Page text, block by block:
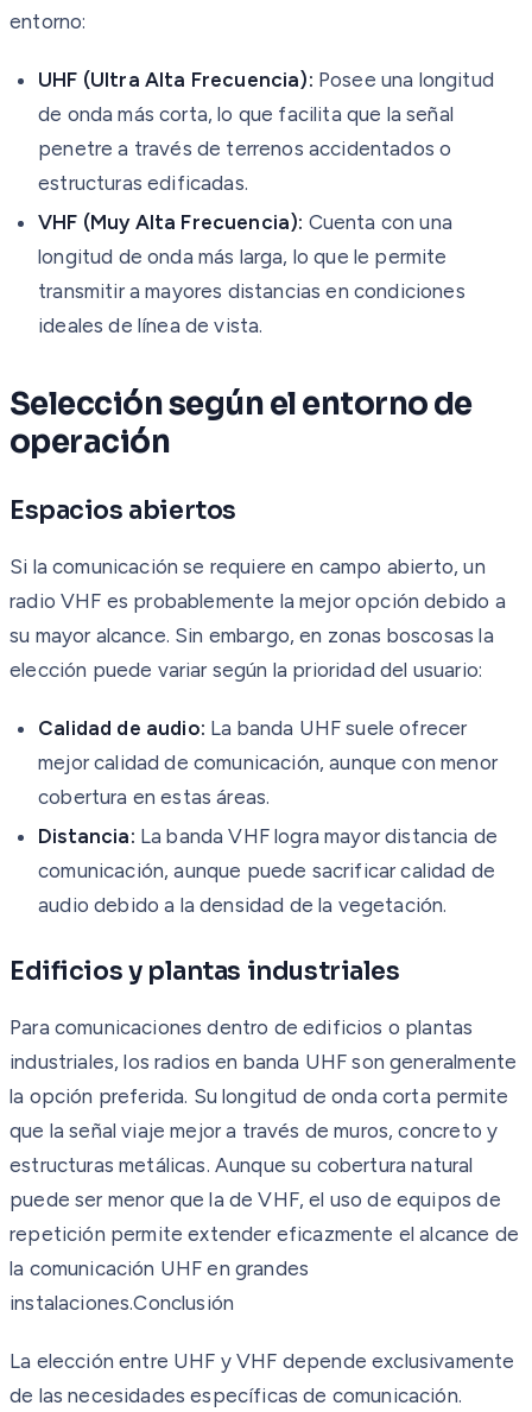
entorno:
UHF (Ultra Alta Frecuencia): Posee una longitud
de onda más corta, lo que facilita que la señal
penetre a través de terrenos accidentados o
estructuras edificadas.
VHF (Muy Alta Frecuencia): Cuenta con una
longitud de onda más larga, lo que le permite
transmitir a mayores distancias en condiciones
ideales de línea de vista.
Selección según el entorno de
operación
Espacios abiertos
Si la comunicación se requiere en campo abierto, un
radio VHF es probablemente la mejor opción debido a
su mayor alcance. Sin embargo, en zonas boscosas la
elección puede variar según la prioridad del usuario:
Calidad de audio: La banda UHF suele ofrecer
mejor calidad de comunicación, aunque con menor
cobertura en estas áreas.
Distancia: La banda VHF logra mayor distancia de
comunicación, aunque puede sacrificar calidad de
audio debido a la densidad de la vegetación.
Edificios y plantas industriales
Para comunicaciones dentro de edificios o plantas
industriales, los radios en banda UHF son generalmente
la opción preferida. Su longitud de onda corta permite
que la señal viaje mejor a través de muros, concreto y
estructuras metálicas. Aunque su cobertura natural
puede ser menor que la de VHF, el uso de equipos de
repetición permite extender eficazmente el alcance de
la comunicación UHF en grandes
instalaciones.Conclusión
La elección entre UHF y VHF depende exclusivamente
de las necesidades específicas de comunicación.